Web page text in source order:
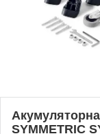
SYMMETRIC